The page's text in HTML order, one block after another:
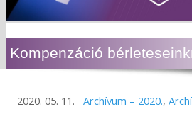
Kompenzáció
2020. 05. 11. Archívum – 2020.,